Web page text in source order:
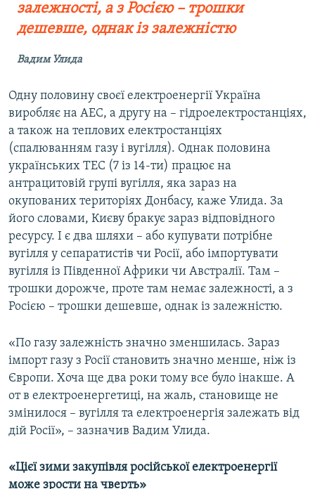
залежності, а з Росією – трошки
дешевше, однак із залежністю
Вадим Улида
Одну половину своєї електроенергії Україна
виробляє на АЕС, а другу на – гідроелектростанціях,
а також на теплових електростанціях
(спалюванням газу і вугілля). Однак половина
українських ТЕС (7 із 14-ти) працює на
антрацитовій групі вугілля, яка зараз на
окупованих територіях Донбасу, каже Улида. За
його словами, Києву бракує зараз відповідного
ресурсу. І є два шляхи – або купувати потрібне
вугілля у сепаратистів чи Росії, або імпортувати
вугілля із Південної Африки чи Австралії. Там –
трошки дорожче, проте там немає залежності, а з
Росією – трошки дешевше, однак із залежністю.
«По газу залежність значно зменшилась. Зараз
імпорт газу з Росії становить значно менше, ніж із
Європи. Хоча ще два роки тому все було інакше. А
от в електроенергетиці, на жаль, становище не
змінилося – вугілля та електроенергія залежать від
дій Росії», – зазначив Вадим Улида.
«Цієї зими закупівля російської електроенергії
може зрости на чверть»